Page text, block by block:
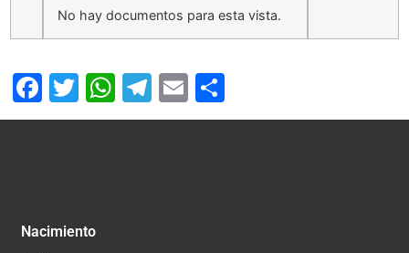
No hay documentos para esta vista.
Facebook
Twitter
WhatsApp
Telegram
Email
Nacimiento